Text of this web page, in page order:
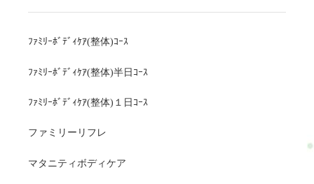
ﾌｧﾐﾘｰﾎﾞﾃﾞｨｹｱ(整体)ｺｰｽ
ﾌｧﾐﾘｰﾎﾞﾃﾞｨｹｱ(整体)半日ｺｰｽ
ﾌｧﾐﾘｰﾎﾞﾃﾞｨｹｱ(整体)１日ｺｰｽ
ファミリーリフレ
マタニティボディケア